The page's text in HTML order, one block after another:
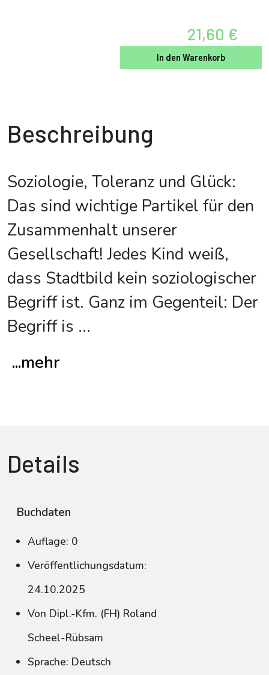
21,60 €
In den Warenkorb
Beschreibung
Soziologie, Toleranz und Glück:
Das sind wichtige Partikel für den
Zusammenhalt unserer
Gesellschaft! Jedes Kind weiß,
dass Stadtbild kein soziologischer
Begriff ist. Ganz im Gegenteil: Der
Begriff is ...
...mehr
Details
Buchdaten
Auflage: 0
Veröffentlichungsdatum:
24.10.2025
Von Dipl.-Kfm. (FH) Roland
Scheel-Rübsam
Sprache: Deutsch